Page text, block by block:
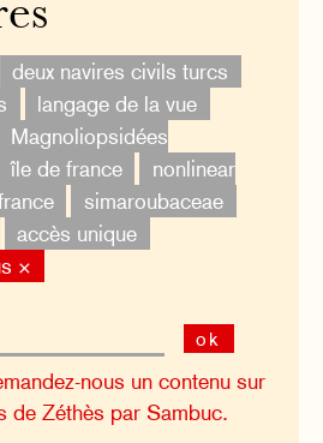
deux navires civils turcs
langage de la vue
Magnoliopsidées
île de france
nonlinear
simaroubaceae
accès unique
×
ok
nous un contenu sur
de Zéthès par Sambuc.